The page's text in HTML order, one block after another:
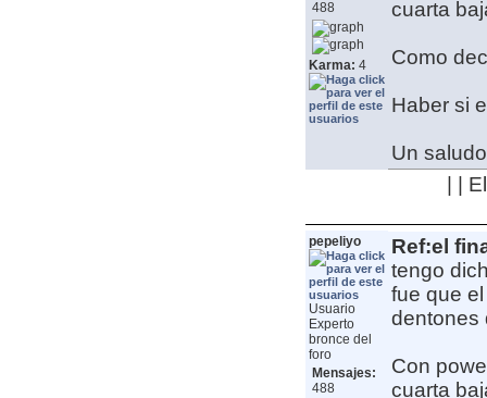
488
Karma: 4
cuarta
Como
Haber si
Un
| |
pepeliyo
Usuario
Experto
bronce del
foro
Mensajes:
488
Ref:el
tengo
fue que
dentones
Con
cuarta